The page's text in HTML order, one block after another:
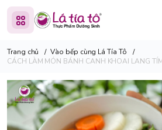
Trang chủ / Vào bếp cùng Lá Tía Tô
/
CÁCH LÀM MÓN BÁNH CANH KHOAI LANG